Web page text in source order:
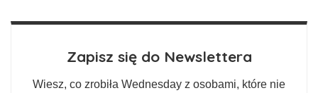
Zapisz się do Newslettera
Wiesz, co zrobiła Wednesday z osobami, które nie